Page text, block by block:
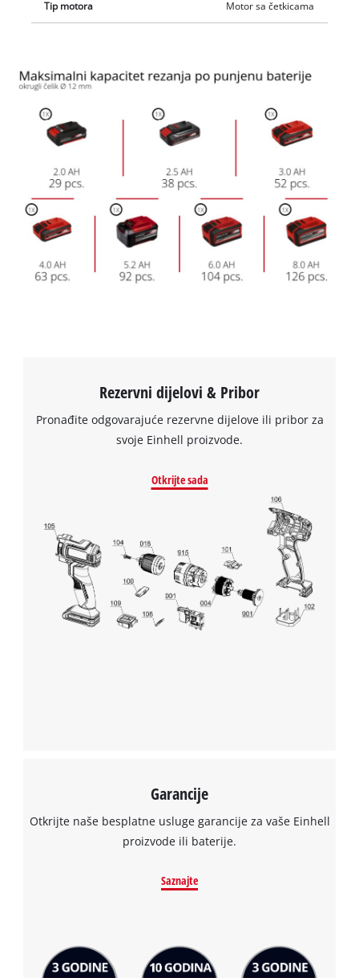
We need your consent to load the
Google Maps service!
Powered byUsercentrics Consent
Management Platform
Tip motora Motor sa četkicama
Rezervni dijelovi & Pribor
Pronađite odgovarajuće rezervne dijelove ili pribor za
svoje Einhell proizvode.
Otkrijte sada
Garancije
Otkrijte naše besplatne usluge garancije za vaše Einhell
proizvode ili baterije.
Saznajte